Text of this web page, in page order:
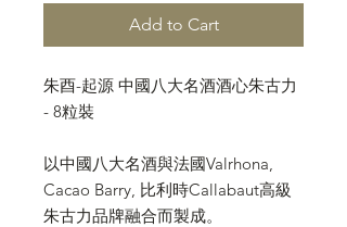
Add to Cart
朱酉-起源 中國八大名酒酒心朱古力
- 8粒裝
以中國八大名酒與法國Valrhona,
Cacao Barry, 比利時Callabaut高級
朱古力品牌融合而製成。